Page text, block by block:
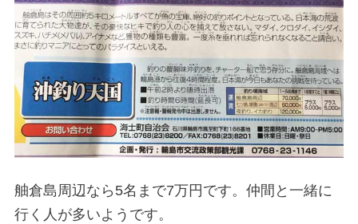
舳倉島周辺なら5名まで7万円です。仲間と一緒に
行く人が多いようです。